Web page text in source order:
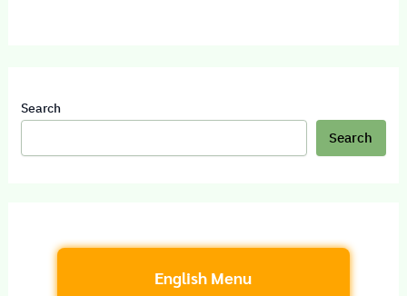
Search
Search
English Menu